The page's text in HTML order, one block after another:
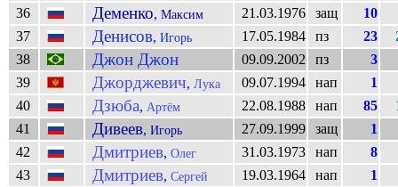
36
Деменко, Максим 21.03.1976 защ
10
37
Денисов, Игорь 17.05.1984 пз 23
38
Джон Джон 09.09.2002 пз
3
39
Джорджевич, Лука 09.07.1994 нап
1
40
Дзюба, Артём 22.08.1988 нап 85
41
Дивеев, Игорь 27.09.1999 защ
1
42
Дмитриев, Олег 31.03.1973 нап
8
43
Дмитриев, Сергей 19.03.1964 нап
1